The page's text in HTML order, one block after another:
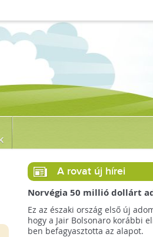
A rovat új hírei
Norvégia 50 millió dollárt
a brazil Amazonas-alapnak a
erdőirtás miatt
Ez az északi ország első új
hogy a Jair Bolsonaro korábbi
ben befagyasztotta az alapot.